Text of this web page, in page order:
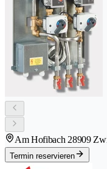
Am Hofibach 28909
Termin reservieren